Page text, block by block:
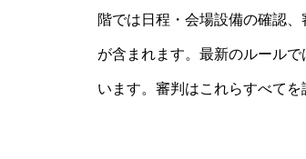
階では日程・会場設備の確認
が含まれます。最新のルール
います。審判はこれらすべてを